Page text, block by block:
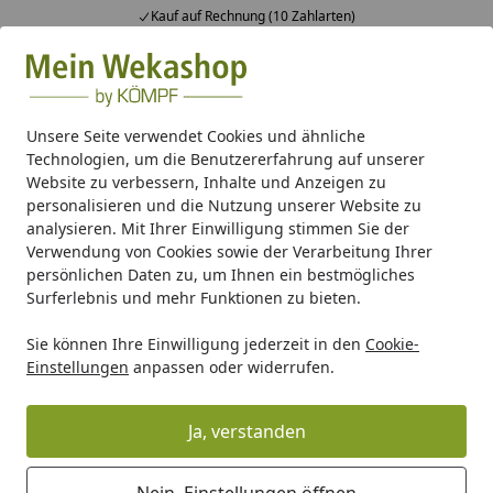
Unsere Seite verwendet Cookies und ähnliche
Technologien, um die Benutzererfahrung auf unserer
Website zu verbessern, Inhalte und Anzeigen zu
personalisieren und die Nutzung unserer Website zu
analysieren. Mit Ihrer Einwilligung stimmen Sie der
Verwendung von Cookies sowie der Verarbeitung Ihrer
persönlichen Daten zu, um Ihnen ein bestmögliches
Surferlebnis und mehr Funktionen zu bieten.
Sie können Ihre Einwilligung jederzeit in den Cookie-
Einstellungen anpassen oder widerrufen.
Ja, verstanden
Kauf auf Rechnung (10 Zahlarten)
Alle Produkte
Mein Konto
Suchen
Startseite
Gartenhaus Holz Gartenhaus Zubehör Anbauten &
Weka halbhohes Brüstungselement
für Terrassenüberdachung 672